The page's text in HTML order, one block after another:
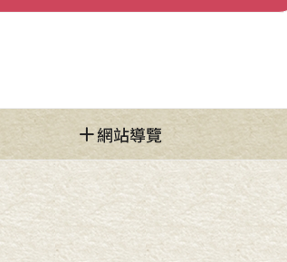
網站導覽